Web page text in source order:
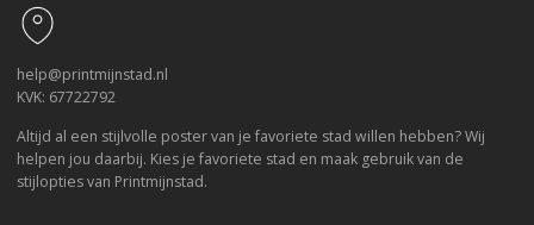
help@printmijnstad.nl
KVK: 67722792
Altijd al een stijlvolle poster van je favoriete stad willen hebben? Wij
helpen jou daarbij. Kies je favoriete stad en maak gebruik van de
stijlopties van Printmijnstad.